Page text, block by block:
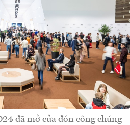
đã mở cửa đón công chúng